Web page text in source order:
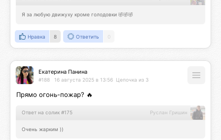
Я за любую движуху кроме голодовки 🤣🤣🤣
Нравка 8 Ответить 0
Екатерина Панина
#188 16 августа 2025 в 13:56 Цепочка из 3
Прямо огонь-пожар? 🔥
Ответ на солик #175 Руслан Гришин
Очень жарким ))